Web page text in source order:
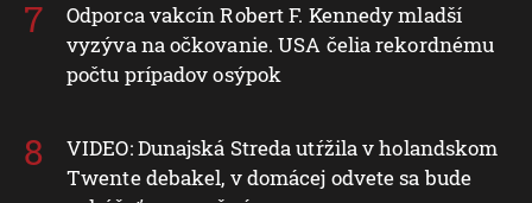
Odporca vakcín Robert F. Kennedy mladší
vyzýva na očkovanie. USA čelia rekordnému
počtu prípadov osýpok
VIDEO: Dunajská Streda utŕžila v holandskom
Twente debakel, v domácej odvete sa bude